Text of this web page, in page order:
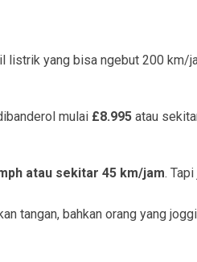
listrik yang bisa ngebut 200
mulai £8.995 atau
atau sekitar 45 km/jam.
tangan, bahkan orang yang